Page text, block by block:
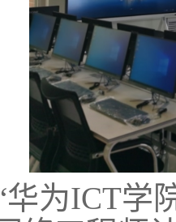
华为ICT学